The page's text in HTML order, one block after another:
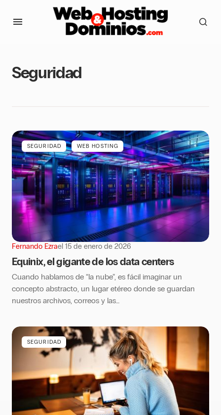
Seguridad
SEGURIDAD WEB HOSTING
Fernando Ezrael 15 de enero de 2026
Equinix, el gigante de los data centers
Cuando hablamos de “la nube”, es fácil imaginar un
concepto abstracto, un lugar etéreo donde se guardan
nuestros archivos, correos y las…
SEGURIDAD